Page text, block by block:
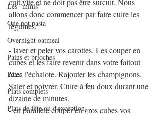
Les "minis"
One pot pasta
Overnight oatmeal
Pains et brioches
Pâtes
Plats complets
Plats de fête ou d'exception
cuit vite et ne doit pas être surcuit. Nous
allons donc commencer par faire cuire les
légumes.
- laver et peler vos carottes. Les couper en
cubes et les faire revenir dans votre faitout
avec l'échalote. Rajouter les champignons.
Saler et poivrer. Cuire à feu doux durant une
dizaine de minutes.
- en parallèle couper en gros cubes vos